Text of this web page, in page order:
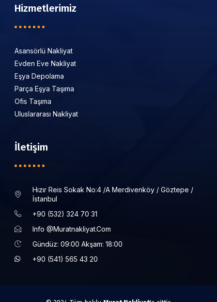
Hizmetlerimiz
Asansörlü Nakliyat
Evden Eve Nakliyat
Eşya Depolama
Parça Eşya Taşıma
Ofis Taşıma
Uluslararası Nakliyat
İletişim
Hızır Reis Sokak No:4 /a Merdivenköy / Göztepe /
İstanbul
+90 (532) 324 70 31
Info @muratnakliyat.com
Gündüz: 09:00 Akşam: 18:00
+90 (541) 565 43 20